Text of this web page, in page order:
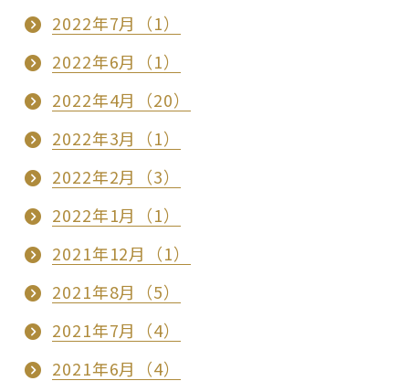
2022年7月（1）
2022年6月（1）
2022年4月（20）
2022年3月（1）
2022年2月（3）
2022年1月（1）
2021年12月（1）
2021年8月（5）
2021年7月（4）
2021年6月（4）